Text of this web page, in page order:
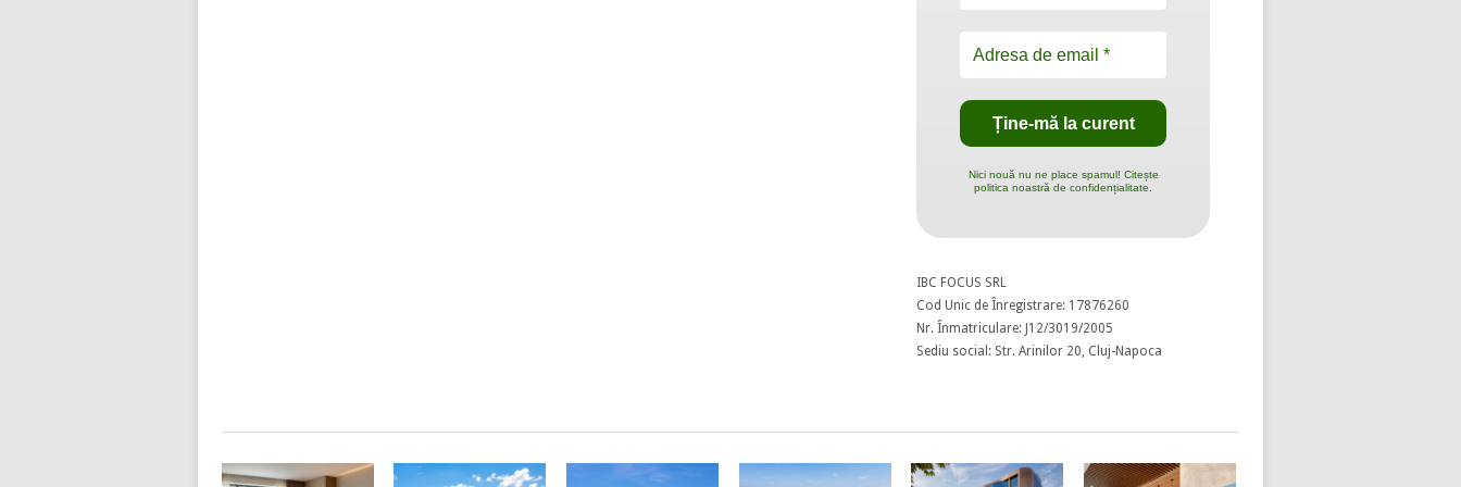
Nici nouă nu ne place spamul! Citește
politica noastră de confidențialitate.
IBC FOCUS SRL
Cod Unic de Înregistrare: 17876260
Nr. Înmatriculare: J12/3019/2005
Sediu social: Str. Arinilor 20, Cluj-Napoca